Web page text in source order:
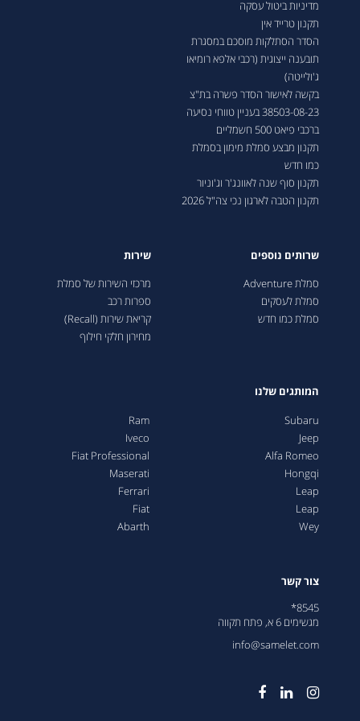
מפרט 2026 – LEAP – C10 PHEV
מפרט טאבלט 2025- ג'יפ גלדיאטור
מפרט 2025 - איווקו daily
מפרט טאבלט 2025 - ראם night edition -- old
מפרט 2025 – פיאט פרו - דוקאטו
בחר מפרט 2026 – פיאט פרו דובלו קומבי קצר 5
מפרט 2026 - הונגצ'י EH7
מפרט 2025 - ראם LIMITED LONGHORN old
מפרט 2026 - אלפא רומיאו - ג'וניור
מפרט 2025 - LEAP - C10
מפרט 2025 - אבארט - משולב
מפרט 2026- ג'יפ רנגלר
מפרט 2026 – ג'יפ אוונג'ר
מפרט 2025 - פיאט פרו דובלו קומבי קצר 5
מפרט 2025 טאבלט - פיאט פרו סקודו
מדיניות ביטול עסקה
תקנון טרייד אין
הסדר הסתלקות מוסכם במסגרת
תובענה ייצוגית (רכבי אלפא רומיאו
ג'ולייטה)
בקשה לאישור הסדר פשרה בת"צ
38503-08-23 בעניין טווחי נסיעה
ברכבי פיאט 500 חשמליים
תקנון מבצע סמלת מימון בסמלת
כמו חדש
תקנון סוף שנה לאוונג'ר וג'וניור
תקנון הטבה לארגון נכי צה"ל 2026
שרותים נוספים
סמלת Adventure
סמלת לעסקים
סמלת כמו חדש
שירות
מרכזי השירות של סמלת
ספרות רכב
קריאת שירות (Recall)
מחירון חלקי חילוף
המותגים שלנו
Subaru
Jeep
Alfa Romeo
Hongqi
Leap
Leap
Wey
Ram
Iveco
Fiat Professional
Maserati
Ferrari
Fiat
Abarth
צור קשר
8545*
מגשימים 6 א, פתח תקווה
info@samelet.com